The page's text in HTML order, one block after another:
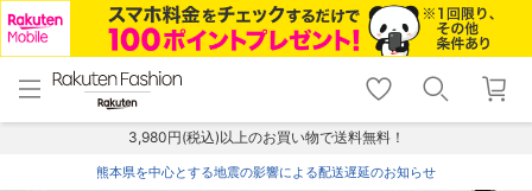
menu home
トップ
shopping_cart lock_outline
ログイン
3,980円(税込)以上のお買い物で送料無料！
熊本県を中心とする地震の影響による配送遅延のお知らせ